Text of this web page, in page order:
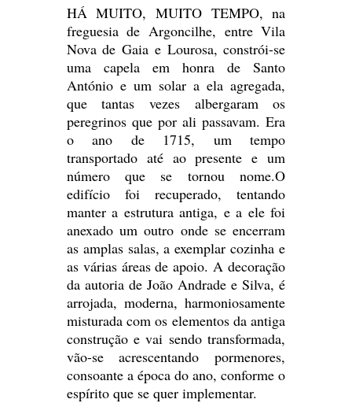
HÁ MUITO, MUITO TEMPO, na
freguesia de Argoncilhe, entre Vila
Nova de Gaia e Lourosa, constrói-se
uma capela em honra de Santo
António e um solar a ela agregada,
que tantas vezes albergaram os
peregrinos que por ali passavam. Era
o ano de 1715, um tempo
transportado até ao presente e um
número que se tornou nome.O
edifício foi recuperado, tentando
manter a estrutura antiga, e a ele foi
anexado um outro onde se encerram
as amplas salas, a exemplar cozinha e
as várias áreas de apoio. A decoração
da autoria de João Andrade e Silva, é
arrojada, moderna, harmoniosamente
misturada com os elementos da antiga
construção e vai sendo transformada,
vão-se acrescentando pormenores,
consoante a época do ano, conforme o
espírito que se quer implementar.